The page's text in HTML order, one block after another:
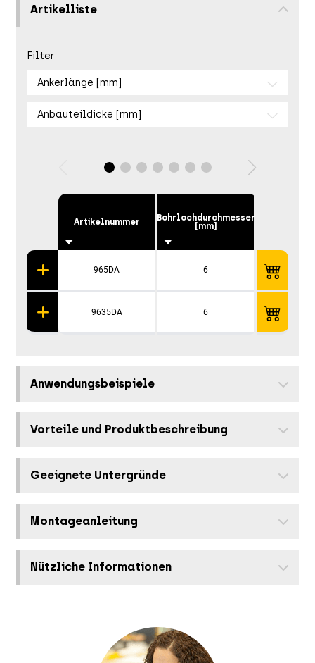
Artikelliste
Filter
Ankerlänge [mm]
Anbauteildicke [mm]
Artikelnummer
965DA
9635DA
Bohrlochdurchmesser
[mm]
6
6
Anwendungsbeispiele
Vorteile und Produktbeschreibung
Geeignete Untergründe
Montageanleitung
Nützliche Informationen